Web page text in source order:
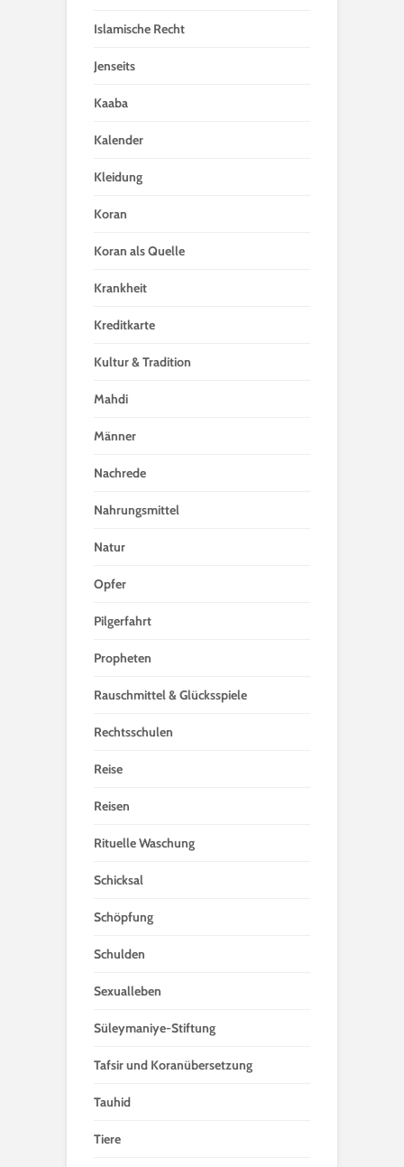
Islamische Recht
Jenseits
Kaaba
Kalender
Kleidung
Koran
Koran als Quelle
Krankheit
Kreditkarte
Kultur & Tradition
Mahdi
Männer
Nachrede
Nahrungsmittel
Natur
Opfer
Pilgerfahrt
Propheten
Rauschmittel & Glücksspiele
Rechtsschulen
Reise
Reisen
Rituelle Waschung
Schicksal
Schöpfung
Schulden
Sexualleben
Süleymaniye-Stiftung
Tafsir und Koranübersetzung
Tauhid
Tiere